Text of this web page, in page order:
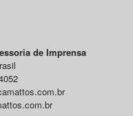
de Imprensa